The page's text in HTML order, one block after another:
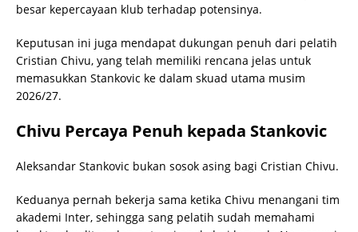
besar kepercayaan klub terhadap potensinya.
Keputusan ini juga mendapat dukungan penuh dari pelatih
Cristian Chivu, yang telah memiliki rencana jelas untuk
memasukkan Stankovic ke dalam skuad utama musim
2026/27.
Chivu Percaya Penuh kepada Stankovic
Aleksandar Stankovic bukan sosok asing bagi Cristian Chivu.
Keduanya pernah bekerja sama ketika Chivu menangani tim
akademi Inter, sehingga sang pelatih sudah memahami